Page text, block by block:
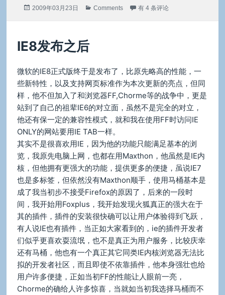
发
2009年03月23日
分
Comments 划破星空的那一道－－银光
有 4 条评论
IE8发布之后
微软的IE8正式版终于是发布了，比原先略高的性能，一
些新特性，以及支持网页标准作为本次更新的亮点，但同
样，他不但加入了和浏览器FF,Chorme等的战争中，更是
站到了自己的祖辈IE6的对立面，虽然不是完全的对立，
他还有保一定的兼容性模式，就和我在使用FF时访问IE
ONLY的网站要用IE TAB一样。
其实不是很喜欢用IE，因为他的功能只能满足基本的浏
览，我原先电脑上网，也都在用Maxthon，他虽然是IE内
核，但他拥有更强大的功能，提供更多的便捷，虽说IE7
也是多标签，但依然没有Maxthon顺手，使用马桶基本是
成了我当初步不接受Firefox的原因了，后来的一段时
间，我开始用Foxplus，我开始发现火狐真正的强大在于
其的插件，插件的安装很快确可以让用户体验得到飞跃，
有人说IE也有插件，当正如大家看到的，ie的插件开发者
们似乎更喜欢耍流氓，也不是真正为用户服务，比较庆幸
还有马桶，他也有一个真正其它同类IE内核浏览器无法比
拟的开发者社区，而且即使不依靠插件，他本身强壮也给
用户许多便捷，正如当初FF的性能让人眼前一亮，
Chorme的确给人许多惊喜，当就如当初我选择马桶而不